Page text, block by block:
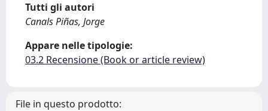
Tutti gli autori
Canals Piñas, Jorge
Appare nelle tipologie:
03.2 Recensione (Book or article review)
File in questo prodotto: